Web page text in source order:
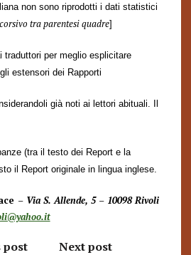
non sono riprodotti i dati statistici
tra parentesi quadre]
traduttori per meglio esplicitare
estensori dei Rapporti
già noti ai lettori abituali. Il
(tra il testo dei Report e la
il Report originale in lingua inglese.
– Via S. Allende, 5 – 10098 Rivoli
post Next post